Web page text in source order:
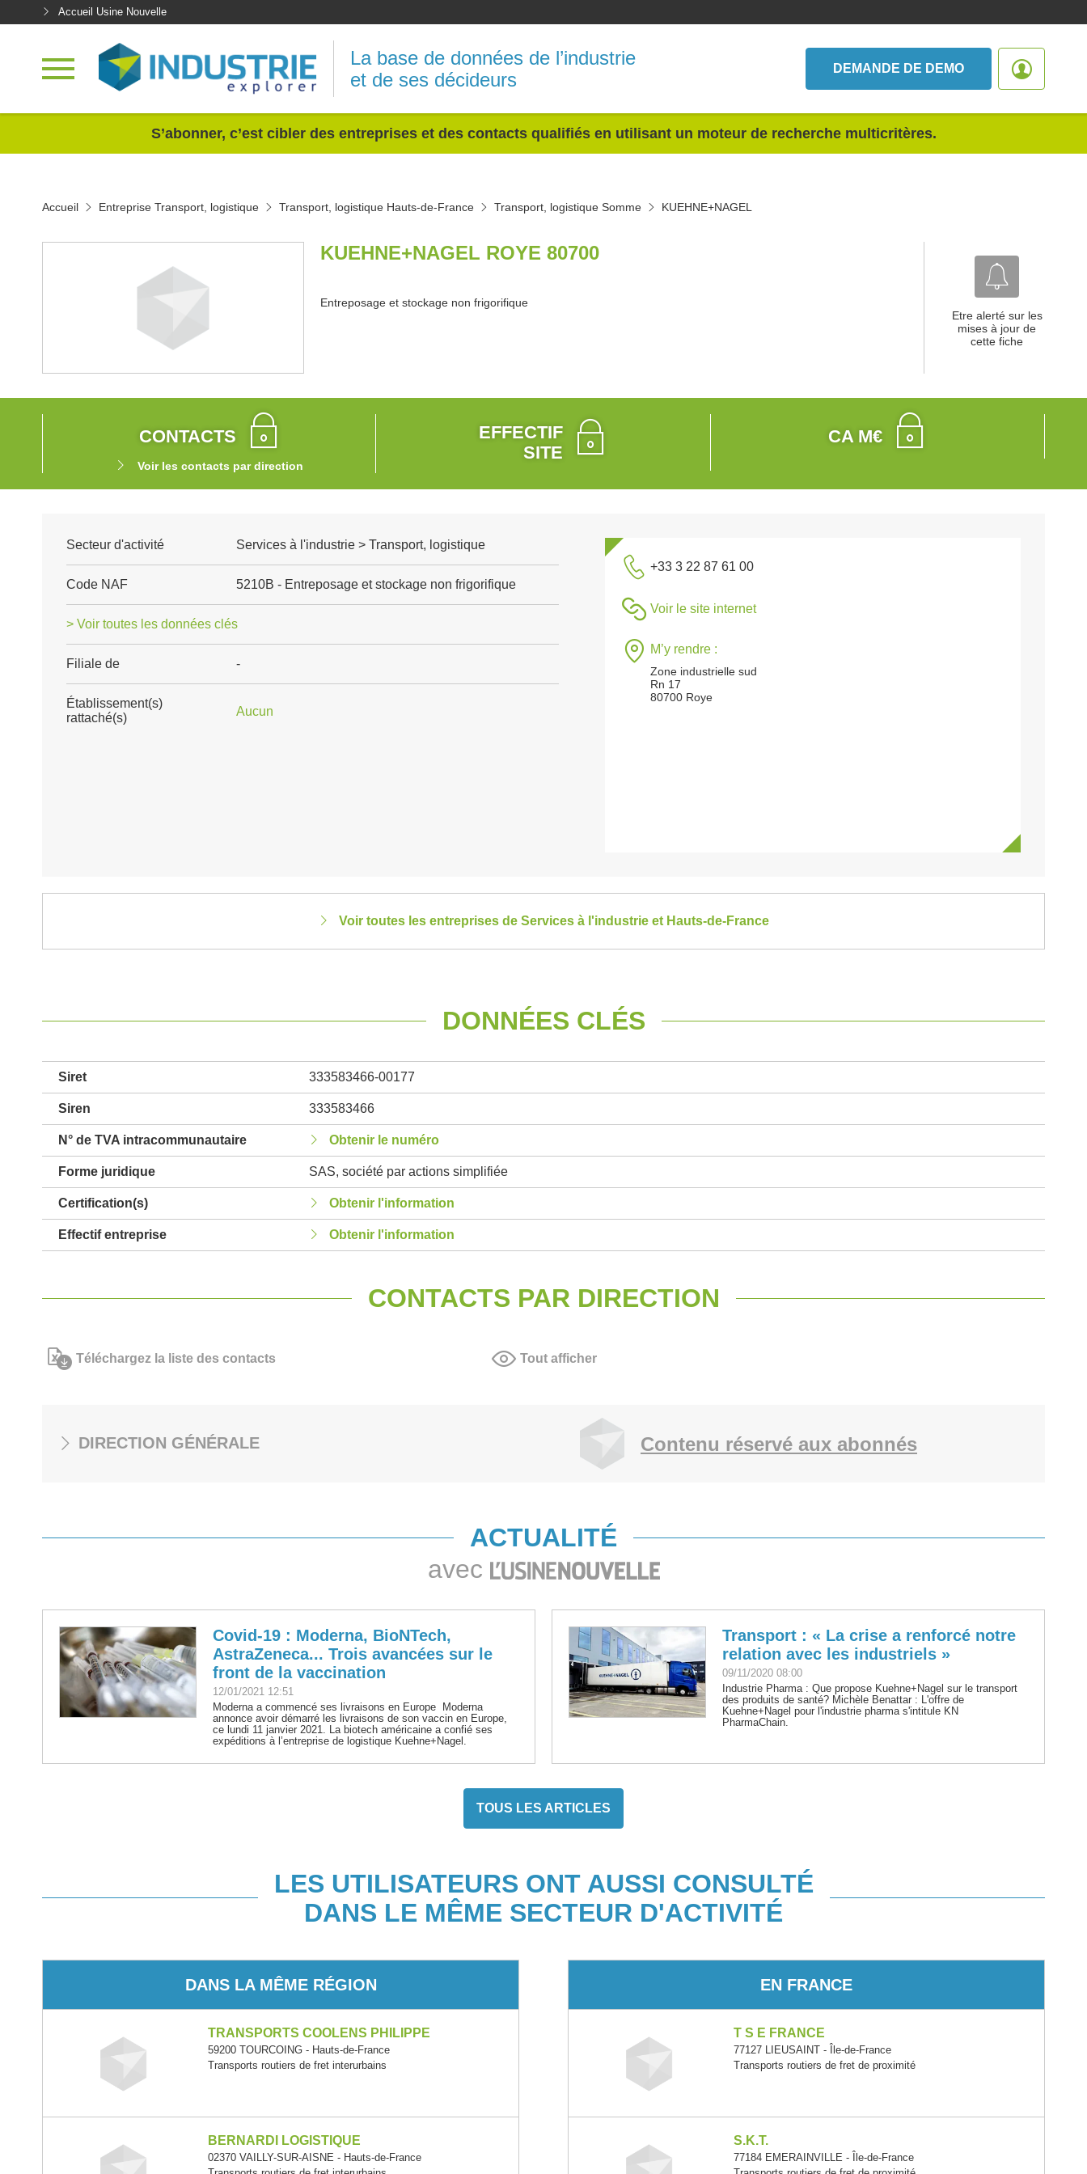
Accueil Usine Nouvelle
La base de données de l’industrie
et de ses décideurs
DEMANDE DE DEMO
S’abonner, c’est cibler des entreprises et des contacts qualifiés en utilisant un moteur de recherche multicritères.
Accueil Entreprise Transport, logistique Transport, logistique Hauts-de-France Transport, logistique Somme KUEHNE+NAGEL
KUEHNE+NAGEL ROYE 80700
Entreposage et stockage non frigorifique
Etre alerté sur les
mises à jour de
cette fiche
CONTACTS
Voir les contacts par direction
EFFECTIF
SITE
CA M€
Secteur d'activité Services à l'industrie > Transport, logistique
Code NAF 5210B - Entreposage et stockage non frigorifique
> Voir toutes les données clés
Filiale de -
Établissement(s)
rattaché(s)
Aucun
+33 3 22 87 61 00
Voir le site internet
M’y rendre :
Zone industrielle sud
Rn 17
80700 Roye
Voir toutes les entreprises de Services à l'industrie et Hauts-de-France
DONNÉES CLÉS
Siret 333583466-00177
Siren 333583466
N° de TVA intracommunautaire Obtenir le numéro
Forme juridique SAS, société par actions simplifiée
Certification(s) Obtenir l'information
Effectif entreprise Obtenir l'information
CONTACTS PAR DIRECTION
Téléchargez la liste des contacts Tout afficher
DIRECTION GÉNÉRALE Contenu réservé aux abonnés
ACTUALITÉ
avec
Covid-19 : Moderna, BioNTech,
AstraZeneca... Trois avancées sur le
front de la vaccination
12/01/2021 12:51
Moderna a commencé ses livraisons en Europe Moderna
annonce avoir démarré les livraisons de son vaccin en Europe,
ce lundi 11 janvier 2021. La biotech américaine a confié ses
expéditions à l’entreprise de logistique Kuehne+Nagel.
Transport : « La crise a renforcé notre
relation avec les industriels »
09/11/2020 08:00
Industrie Pharma : Que propose Kuehne+Nagel sur le transport
des produits de santé? Michèle Benattar : L'offre de
Kuehne+Nagel pour l'industrie pharma s'intitule KN
PharmaChain.
TOUS LES ARTICLES
LES UTILISATEURS ONT AUSSI CONSULTÉ
DANS LE MÊME SECTEUR D'ACTIVITÉ
DANS LA MÊME RÉGION
TRANSPORTS COOLENS PHILIPPE
59200 TOURCOING - Hauts-de-France
Transports routiers de fret interurbains
BERNARDI LOGISTIQUE
02370 VAILLY-SUR-AISNE - Hauts-de-France
EN FRANCE
T S E FRANCE
77127 LIEUSAINT - Île-de-France
Transports routiers de fret de proximité
S.K.T.
77184 EMERAINVILLE - Île-de-France